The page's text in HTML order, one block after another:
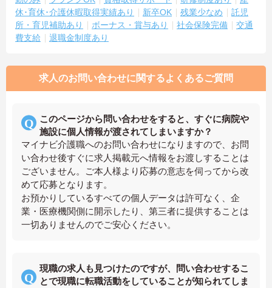
休･育休･介護休暇取得実績あり
新卒OK 残業少なめ
託児
所・育児補助あり
ボーナス・賞与あり 社会保険完備
交通
費支給
退職金制度あり
求人のお問い合わせに関するよくあるご質問
このページから問い合わせをすると、すぐに病院や
施設に個人情報が渡されてしまいますか？
マイナビ介護職へのお問い合わせになりますので、お問
い合わせ後すぐに求人掲載元へ情報をお渡しすることは
ございません。ご本人様より応募の意志を伺ってから改
めて応募となります。
お預かりしているすべての個人データは許可なく、企
業・医療機関側に開示したり、第三者に提供することは
一切ありませんのでご安心ください。
現職の求人も見つけたのですが、問い合わせするこ
とで現職に転職活動をしていることが知られてしま